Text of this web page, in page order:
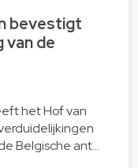
bevestigt
van de
het Hof van
Belgische ant…